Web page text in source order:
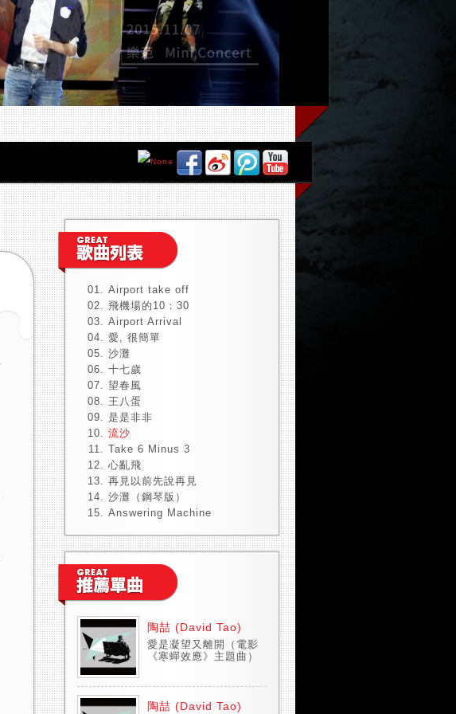
Airport take off
飛機場的10：30
Airport Arrival
愛, 很簡單
沙灘
十七歲
望春風
王八蛋
是是非非
流沙
Take 6 Minus 3
心亂飛
再見以前先說再見
沙灘（鋼琴版）
Answering Machine
陶喆 (David Tao)
愛是凝望又離開（電影
《寒蟬效應》主題曲）
陶喆 (David Tao)